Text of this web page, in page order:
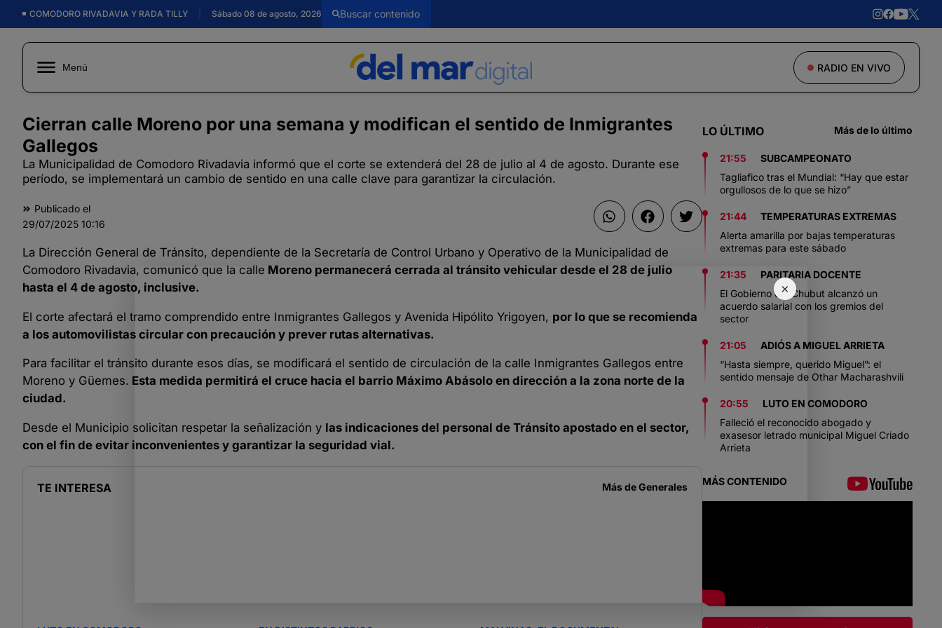
COMODORO RIVADAVIA Y RADA TILLY Sábado 08 de agosto, 2026
Menú RADIO EN VIVO
×
Cierran calle Moreno por una semana y modifican el sentido de Inmigrantes
Gallegos
La Municipalidad de Comodoro Rivadavia informó que el corte se extenderá del 28 de julio al 4 de agosto. Durante ese
período, se implementará un cambio de sentido en una calle clave para garantizar la circulación.
Publicado el
29/07/2025 10:16
La Dirección General de Tránsito, dependiente de la Secretaría de Control Urbano y Operativo de la Municipalidad de
Comodoro Rivadavia, comunicó que la calle Moreno permanecerá cerrada al tránsito vehicular desde el 28 de julio
hasta el 4 de agosto, inclusive.
El corte afectará el tramo comprendido entre Inmigrantes Gallegos y Avenida Hipólito Yrigoyen, por lo que se recomienda
a los automovilistas circular con precaución y prever rutas alternativas.
Para facilitar el tránsito durante esos días, se modificará el sentido de circulación de la calle Inmigrantes Gallegos entre
Moreno y Güemes. Esta medida permitirá el cruce hacia el barrio Máximo Abásolo en dirección a la zona norte de la
ciudad.
Desde el Municipio solicitan respetar la señalización y las indicaciones del personal de Tránsito apostado en el sector,
con el fin de evitar inconvenientes y garantizar la seguridad vial.
TE INTERESA Más deGenerales
LO ÚLTIMO Más de lo último
21:55
SUBCAMPEONATO
Tagliafico tras el Mundial: “Hay que estar
orgullosos de lo que se hizo”
21:44
TEMPERATURAS EXTREMAS
Alerta amarilla por bajas temperaturas
extremas para este sábado
21:35
PARITARIA DOCENTE
El Gobierno del Chubut alcanzó un
acuerdo salarial con los gremios del
sector
21:05
ADIÓS A MIGUEL ARRIETA
“Hasta siempre, querido Miguel”: el
sentido mensaje de Othar Macharashvili
20:55
LUTO EN COMODORO
Falleció el reconocido abogado y
exasesor letrado municipal Miguel Criado
Arrieta
MÁS CONTENIDO